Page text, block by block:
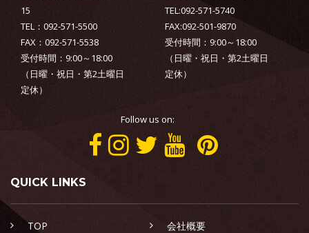
15
TEL：092-571-5500
FAX：092-571-5538
受付時間：9:00～18:00
（日曜・祝日・第2土曜日
定休）
TEL:092-571-5740
FAX:092-501-9870
受付時間：9:00～18:00
（日曜・祝日・第2土曜日
定休）
Follow us on:
QUICK LINKS
TOP
会社概要